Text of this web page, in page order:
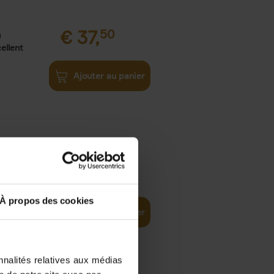
À propos des cookies
relatives aux médias
€ 37,50
Ajouter au panier
world 29,99
Ajouter au panier